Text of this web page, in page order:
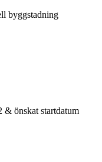
& önskat startdatum